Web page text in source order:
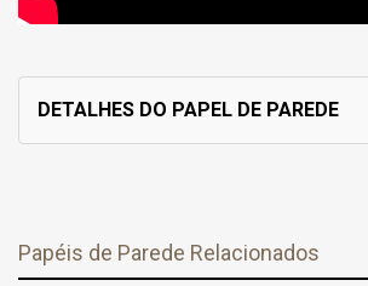
DETALHES DO PAPEL DE PAREDE
Papéis de Parede Relacionados